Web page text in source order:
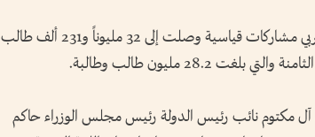
شهدت الدورة التاسعة من تحدي القراءة العربي مشاركات قياسية وصلت إلى 32 مليوناً و231 ألف طالب
نائب رئيس الدولة رئيس مجلس الوزراء حاكم